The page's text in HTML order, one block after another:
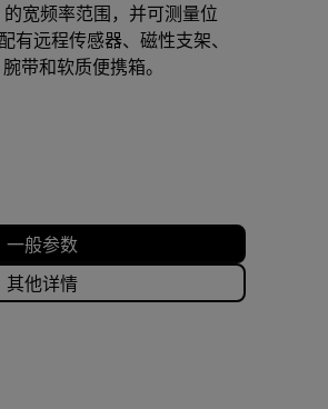
宽频率范围，并可测量位
有远程传感器、磁性支架、
带和软质便携箱。
一般参数
其他详情